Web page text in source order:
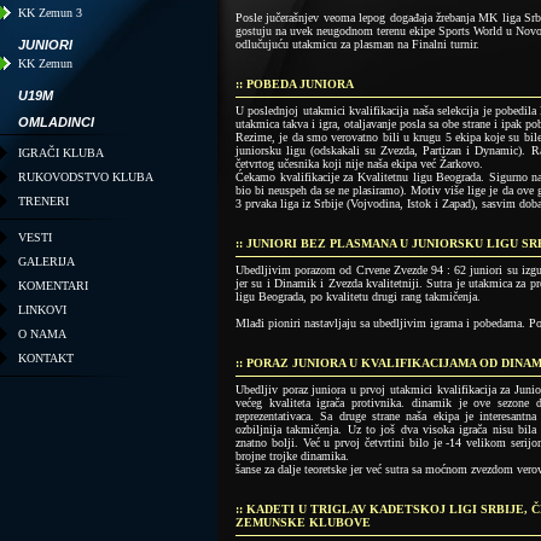
KK Zemun 3
JUNIORI
KK Zemun
U19M
OMLADINCI
IGRAČI KLUBA
RUKOVODSTVO KLUBA
TRENERI
VESTI
GALERIJA
KOMENTARI
LINKOVI
O NAMA
KONTAKT
Posle jučerašnjev veoma lepog događaja žrebanja MK liga
gostuju na uvek neugodnom terenu ekipe Sports World u
odlučujuću utakmicu za plasman na Finalni turnir.
:: POBEDA JUNIORA
U poslednjoj utakmici kvalifikacija naša selekcija je
utakmica takva i igra, otaljavanje posla sa obe strane i ipak
Rezime, je da smo verovatno bili u krugu 5 ekipa koje su
juniorsku ligu (odskakali su Zvezda, Partizan i Dynamic).
četvrtog učesnika koji nije naša ekipa već Žarkovo.
Ćekamo kvalifikacije za Kvalitetnu ligu Beograda. Sigurno
bio bi neuspeh da se ne plasiramo). Motiv više lige je da
3 prvaka liga iz Srbije (Vojvodina, Istok i Zapad), sasvim
:: JUNIORI BEZ PLASMANA U JUNIORSKU LIGU
Ubedljivim porazom od Crvene Zvezde 94 : 62 juniori su
jer su i Dinamik i Zvezda kvalitetniji. Sutra je utakmica za
ligu Beograda, po kvalitetu drugi rang takmičenja.
Mlađi pioniri nastavljaju sa ubedljivim igrama i pobedama.
:: PORAZ JUNIORA U KVALIFIKACIJAMA OD
Ubedljiv poraz juniora u prvoj utakmici kvalifikacija za
većeg kvaliteta igrača protivnika. dinamik je ove
reprezentativaca. Sa druge strane naša ekipa je
ozbiljnija takmičenja. Uz to još dva visoka igrača nisu
znatno bolji. Već u prvoj četvrtini bilo je -14 velikom
brojne trojke dinamika.
šanse za dalje teoretske jer već sutra sa moćnom zvezdom
:: KADETI U TRIGLAV KADETSKOJ LIGI SRBIJE,
ZEMUNSKE KLUBOVE